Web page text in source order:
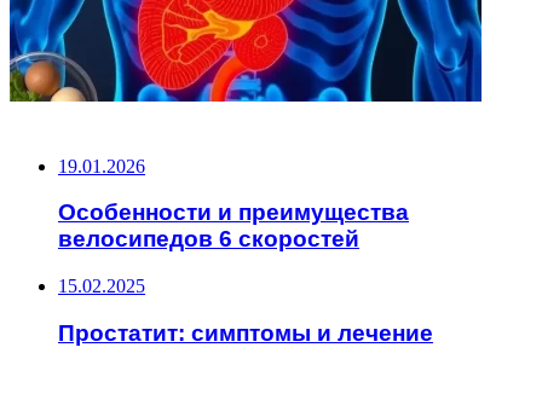
19.01.2026
Особенности и преимущества
велосипедов 6 скоростей
15.02.2025
Простатит: симптомы и лечение